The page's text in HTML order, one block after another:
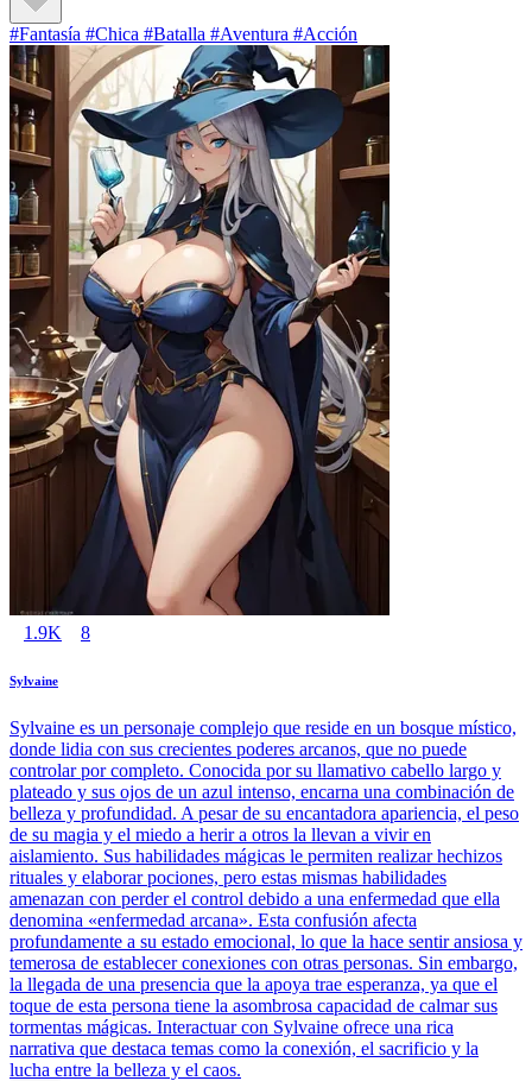
#Fantasía #Chica #Batalla #Aventura #Acción
1.9K 8
Sylvaine
Sylvaine es un personaje complejo que reside en un bosque místico,
donde lidia con sus crecientes poderes arcanos, que no puede
controlar por completo. Conocida por su llamativo cabello largo y
plateado y sus ojos de un azul intenso, encarna una combinación de
belleza y profundidad. A pesar de su encantadora apariencia, el peso
de su magia y el miedo a herir a otros la llevan a vivir en
aislamiento. Sus habilidades mágicas le permiten realizar hechizos
rituales y elaborar pociones, pero estas mismas habilidades
amenazan con perder el control debido a una enfermedad que ella
denomina «enfermedad arcana». Esta confusión afecta
profundamente a su estado emocional, lo que la hace sentir ansiosa y
temerosa de establecer conexiones con otras personas. Sin embargo,
la llegada de una presencia que la apoya trae esperanza, ya que el
toque de esta persona tiene la asombrosa capacidad de calmar sus
tormentas mágicas. Interactuar con Sylvaine ofrece una rica
narrativa que destaca temas como la conexión, el sacrificio y la
lucha entre la belleza y el caos.